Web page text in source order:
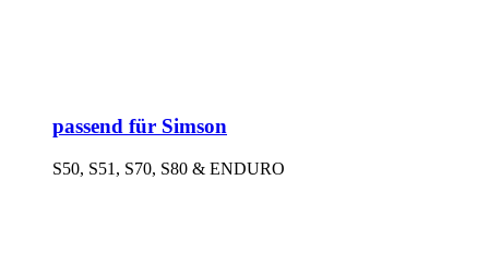
passend für Simson
S50, S51, S70, S80 & ENDURO